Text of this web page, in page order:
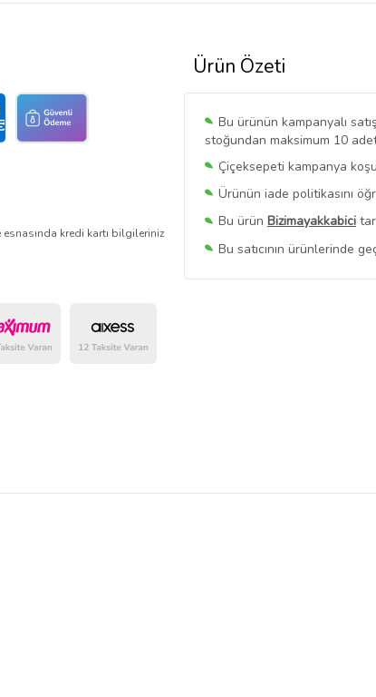
Ürün Özeti
Bu ürünün kampanyalı
stoğundan maksimum 10
Çiçeksepeti kampanya
Ürünün iade politikasını
Bu ürün Bizimayakkabici
Bu satıcının ürünlerinde
Bu SatıcınınTüm
kredi kartı bilgileriniz